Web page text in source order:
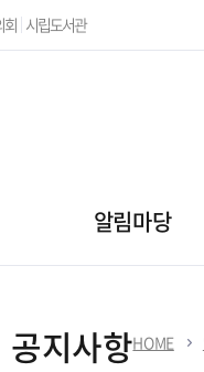
회 시립도서관
알림마당
공지사항HOME